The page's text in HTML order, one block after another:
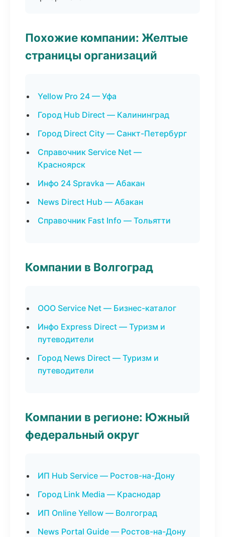
Похожие компании: Желтые
страницы организаций
Yellow Pro 24 — Уфа
Город Hub Direct — Калининград
Город Direct City — Санкт-Петербург
Справочник Service Net —
Красноярск
Инфо 24 Spravka — Абакан
News Direct Hub — Абакан
Справочник Fast Info — Тольятти
Компании в Волгоград
ООО Service Net — Бизнес-каталог
Инфо Express Direct — Туризм и
путеводители
Город News Direct — Туризм и
путеводители
Компании в регионе: Южный
федеральный округ
ИП Hub Service — Ростов-на-Дону
Город Link Media — Краснодар
ИП Online Yellow — Волгоград
News Portal Guide — Ростов-на-Дону